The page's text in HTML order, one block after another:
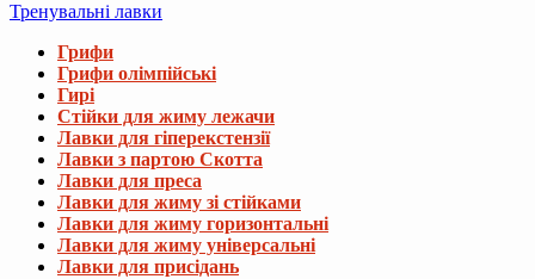
Тренувальні лавки
Грифи
Грифи олімпійські
Гирі
Стійки для жиму лежачи
Лавки для гіперекстензії
Лавки з партою Скотта
Лавки для преса
Лавки для жиму зі стійками
Лавки для жиму горизонтальні
Лавки для жиму універсальні
Лавки для присідань